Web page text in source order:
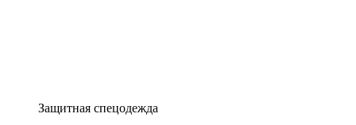
Защитная спецодежда